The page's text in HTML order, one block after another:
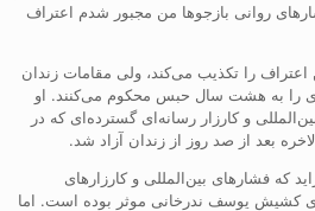
روانی بازجو‌ها من مجبور شدم اعتراف
را تکذیب می‌کند، ولی مقامات زندان
وی را به هشت سال حبس محکوم می‌کنند. او
و کارزار رسانه‌ای گسترده‌ای که در
بعد از صد روز از زندان آزاد شد.
که فشارهای بین‌المللی و کارزارهای
کشیش یوسف ندرخانی موثر بوده است. اما